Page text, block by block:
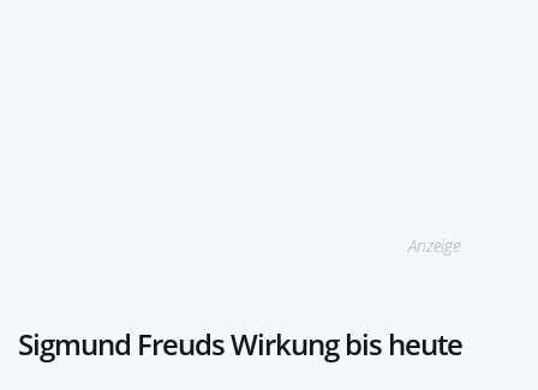
Anzeige
Sigmund Freuds Wirkung bis heute